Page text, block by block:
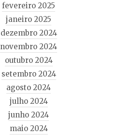
fevereiro 2025
janeiro 2025
dezembro 2024
novembro 2024
outubro 2024
setembro 2024
agosto 2024
julho 2024
junho 2024
maio 2024